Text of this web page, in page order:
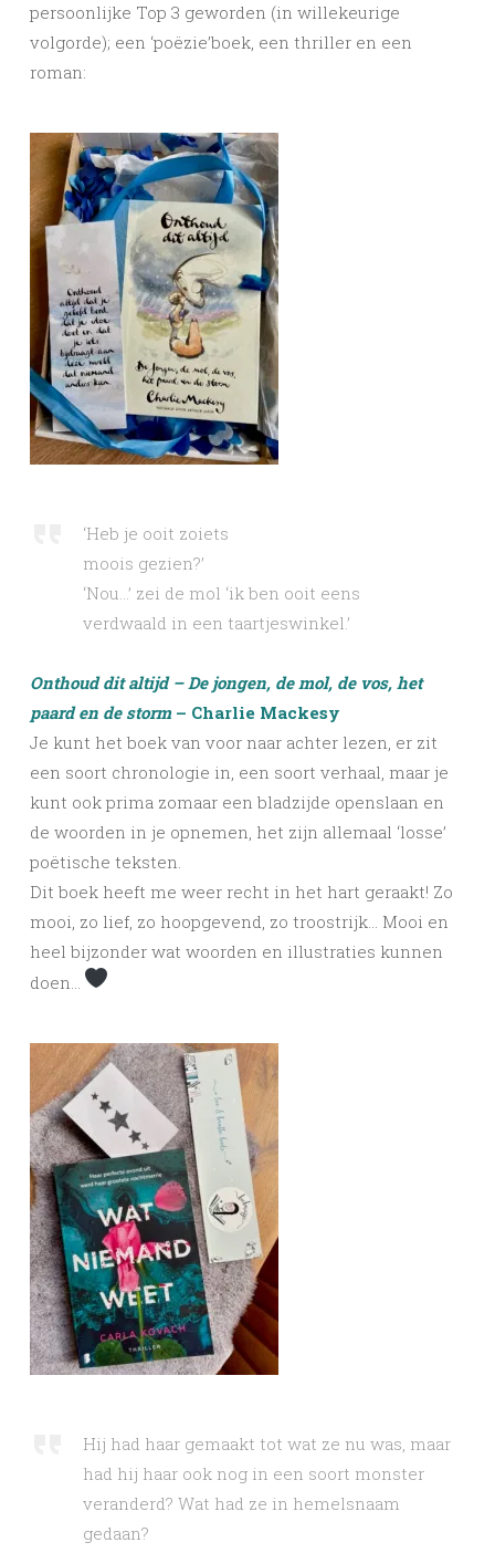
persoonlijke Top 3 geworden (in willekeurige
volgorde); een ‘poëzie’boek, een thriller en een
roman:
‘Heb je ooit zoiets
moois gezien?’
‘Nou…’ zei de mol ‘ik ben ooit eens
verdwaald in een taartjeswinkel.’
Onthoud dit altijd – De jongen, de mol, de vos, het
paard en de storm – Charlie Mackesy
Je kunt het boek van voor naar achter lezen, er zit
een soort chronologie in, een soort verhaal, maar je
kunt ook prima zomaar een bladzijde openslaan en
de woorden in je opnemen, het zijn allemaal ‘losse’
poëtische teksten.
Dit boek heeft me weer recht in het hart geraakt! Zo
mooi, zo lief, zo hoopgevend, zo troostrijk… Mooi en
heel bijzonder wat woorden en illustraties kunnen
doen…
Hij had haar gemaakt tot wat ze nu was, maar
had hij haar ook nog in een soort monster
veranderd? Wat had ze in hemelsnaam
gedaan?